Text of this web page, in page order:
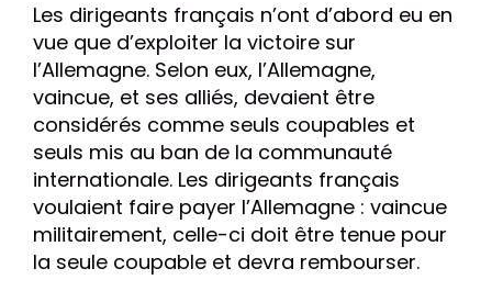
Les dirigeants français n’ont d’abord eu en
vue que d’exploiter la victoire sur
l’Allemagne. Selon eux, l’Allemagne,
vaincue, et ses alliés, devaient être
considérés comme seuls coupables et
seuls mis au ban de la communauté
internationale. Les dirigeants français
voulaient faire payer l’Allemagne : vaincue
militairement, celle-ci doit être tenue pour
la seule coupable et devra rembourser.